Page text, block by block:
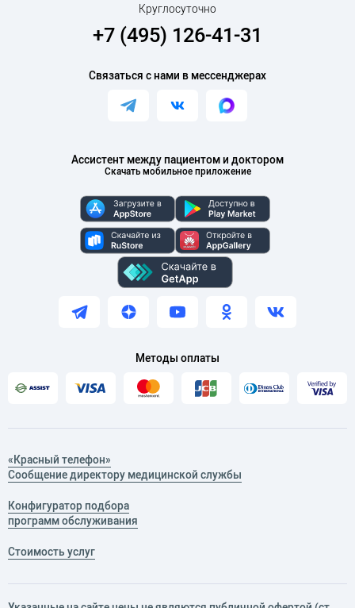
мониторирование АД; эхокардиография; стресс-
эхокардиография; функция внешнего дыхания,
включая бодиплетизмографию;
С 2000 г. и по настоящее время работает врачом
ФД в клинике АО «Медицина».
Ассистент между пациентом и доктором
Скачать мобильное приложение
Круглосуточно
+7 (495) 126-41-31
Связаться с нами в мессенджерах
Методы оплаты
«Красный телефон»
Сообщение директору медицинской службы
Конфигуратор подбора
программ обслуживания
Стоимость услуг